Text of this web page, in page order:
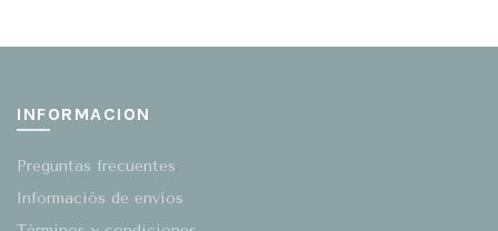
variantes.
INFORMACION
Preguntas frecuentes
Informaciós de envíos